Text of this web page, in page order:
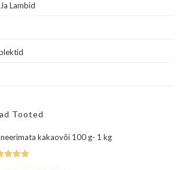
Lambid
Tooted
kakaovõi 100 g- 1 kg